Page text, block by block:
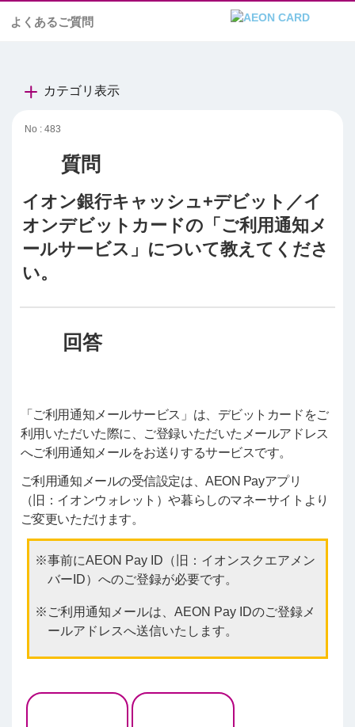
よくあるご質問
カテゴリ表示
No : 483
イオン銀行キャッシュ+デビット／イ
オンデビットカードの「ご利用通知メ
ールサービス」について教えてくださ
い。
「ご利用通知メールサービス」は、デビットカードをご
利用いただいた際に、ご登録いただいたメールアドレス
へご利用通知メールをお送りするサービスです。
ご利用通知メールの受信設定は、AEON Payアプリ
（旧：イオンウォレット）や暮らしのマネーサイトより
ご変更いただけます。
事前にAEON Pay ID（旧：イオンスクエアメン
バーID）へのご登録が必要です。
ご利用通知メールは、AEON Pay IDのご登録メ
ールアドレスへ送信いたします。